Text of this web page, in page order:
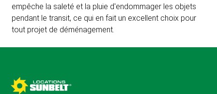
empêche la saleté et la pluie d'endommager les objets
pendant le transit, ce qui en fait un excellent choix pour
tout projet de déménagement.